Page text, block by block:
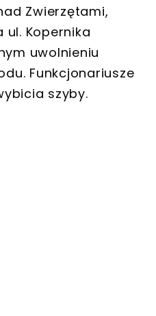
Zwierzętami,
Kopernika
uwolnieniu
Funkcjonariusze
szyby.